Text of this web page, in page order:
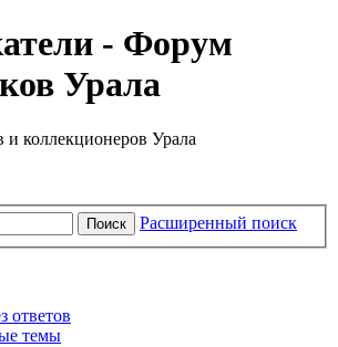
- Форум
Урала
коллекционеров Урала
Поиск Расширенный поиск
ответов
темы